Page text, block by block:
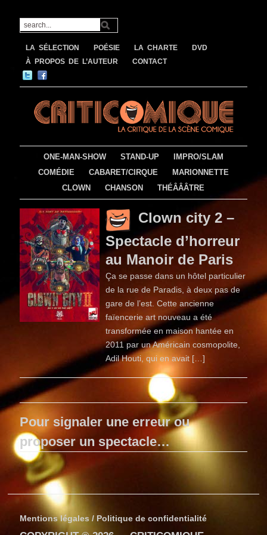
LA SÉLECTION POÉSIE LA CHARTE
DVD
À PROPOS DE L’AUTEUR
CONTACT
ONE-MAN-SHOW STAND-UP
IMPRO/SLAM
COMÉDIE
CABARET/CIRQUE
MARIONNETTE
CLOWN
CHANSON THÉÂÂÂTRE
Clown city 2 –
Spectacle d’horreur
au Manoir de Paris
Ça se passe dans un hôtel particulier
de la rue de Paradis, à deux pas de
gare de l’est. Cette ancienne
faïencerie art nouveau a été
transformée en maison hantée en
2011 par un Américain cosmopolite,
Adil Houti, qui en avait […]
Pour signaler une erreur ou
proposer un spectacle…
Mentions légales / Politique de confidentialité